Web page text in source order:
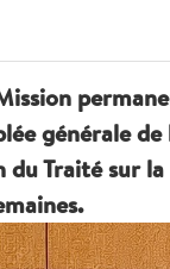
générale
du Traité sur